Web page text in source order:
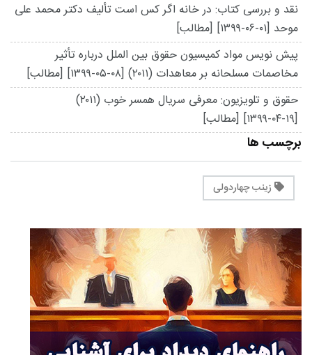
نقد و بررسی کتاب: در خانه اگر کس است تألیف دکتر محمد علی
موحد [۱۳۹۹-۰۶-۰۱] [مطالب]
پیش نویس مواد کمیسیون حقوق بین الملل درباره تأثیر
مخاصمات مسلحانه بر معاهدات (۲۰۱۱)
[۱۳۹۹-۰۵-۰۸] [مطالب]
حقوق و تلویزیون: معرفی سریال همسر خوب (۲۰۱۱)
[۱۳۹۹-۰۴-۱۹] [مطالب]
برچسب ها
زینب چهاردولی